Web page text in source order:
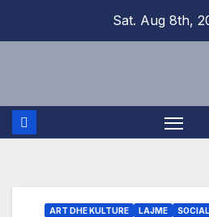
Sat. Aug 8th,
ART DHE KULTURE LAJME